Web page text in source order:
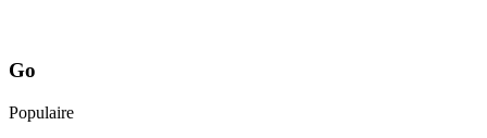
Go
Populaire